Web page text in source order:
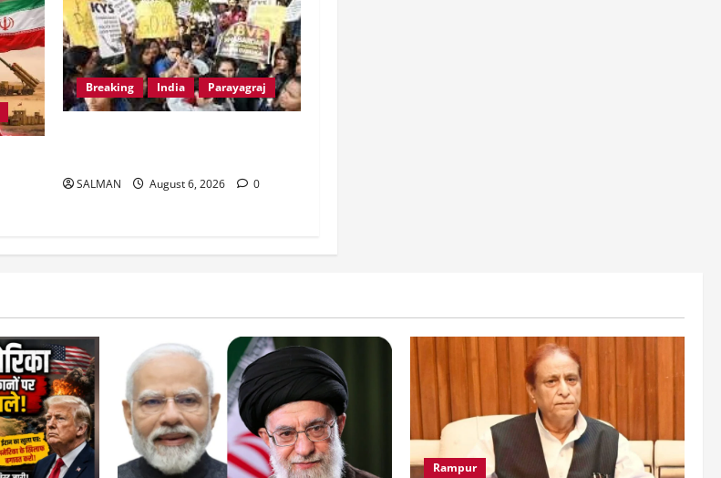
Breaking India Parayagraj
SALMAN August 6, 2026 0
Rampur